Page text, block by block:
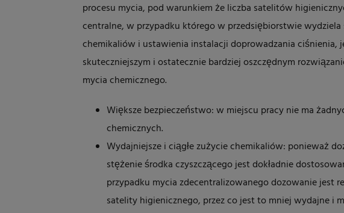
procesu mycia, pod warunkiem że liczba satelitów
centralne, w przypadku którego w przedsiębiorstwie wydziela
chemikaliów i ustawienia instalacji doprowadzania ciśnienia,
skuteczniejszym i ostatecznie bardziej oszczędnym
mycia chemicznego.
Większe bezpieczeństwo: w miejscu pracy nie ma
chemicznych.
Wydajniejsze i ciągłe zużycie chemikaliów: ponieważ
stężenie środka czyszczącego jest dokładnie
przypadku mycia zdecentralizowanego dozowanie jest
satelity higienicznego, przez co jest to mniej wydajne i